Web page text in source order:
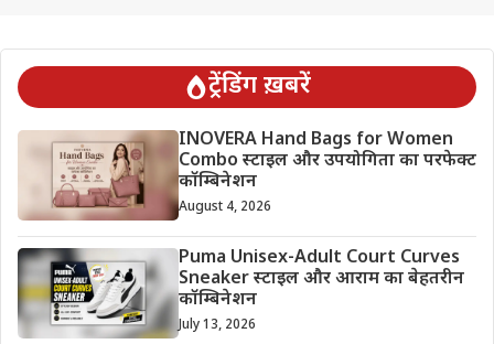
ट्रेंडिंग ख़बरें
INOVERA Hand Bags for Women
Combo स्टाइल और उपयोगिता का परफेक्ट
कॉम्बिनेशन
August 4, 2026
Puma Unisex-Adult Court Curves
Sneaker स्टाइल और आराम का बेहतरीन
कॉम्बिनेशन
July 13, 2026